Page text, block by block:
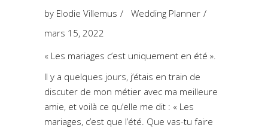
by Elodie Villemus
Wedding Planner
mars 15, 2022
« Les mariages c’est uniquement en été ».
Il y a quelques jours, j’étais en train de
discuter de mon métier avec ma meilleure
amie, et voilà ce qu’elle me dit : « Les
mariages, c’est que l’été. Que vas-tu faire